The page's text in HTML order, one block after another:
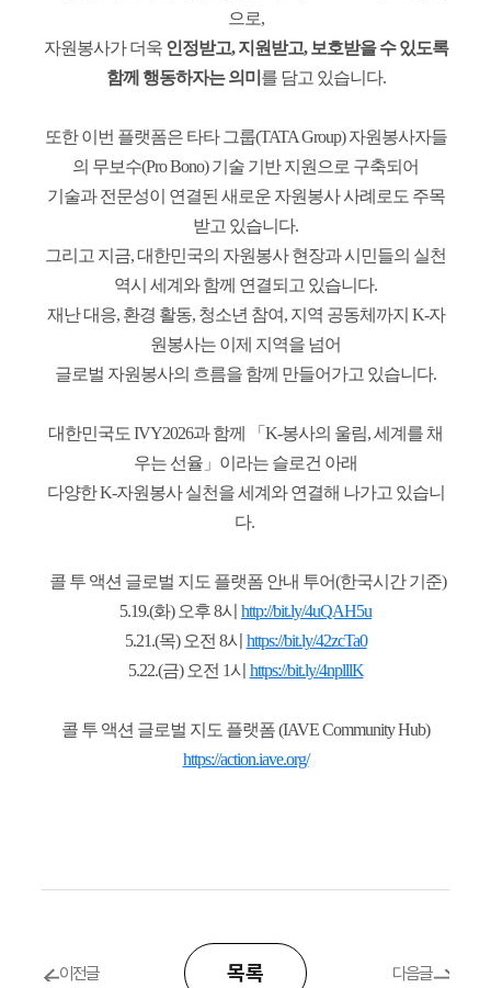
으로,
자원봉사가 더욱 인정받고, 지원받고, 보호받을 수 있도록
함께 행동하자는 의미 를 담고 있습니다.
또한 이번 플랫폼은 타타 그룹(TATA Group) 자원봉사자들
의 무보수(Pro Bono) 기술 기반 지원으로 구축되어
기술과 전문성이 연결된 새로운 자원봉사 사례로도 주목
받고 있습니다.
그리고 지금, 대한민국의 자원봉사 현장과 시민들의 실천
역시 세계와 함께 연결되고 있습니다.
재난 대응, 환경 활동, 청소년 참여, 지역 공동체까지 K-자
원봉사는 이제 지역을 넘어
글로벌 자원봉사의 흐름을 함께 만들어가고 있습니다.
대한민국도 IVY2026과 함께 「K-봉사의 울림, 세계를 채
우는 선율」이라는 슬로건 아래
다양한 K-자원봉사 실천을 세계와 연결해 나가고 있습니
다.
콜 투 액션 글로벌 지도 플랫폼 안내 투어(한국시간 기준)
5.19.(화) 오후 8시 http://bit.ly/4uQAH5u
5.21.(목) 오전 8시 https://bit.ly/42zcTa0
5.22.(금) 오전 1시 https://bit.ly/4nplllK
콜 투 액션 글로벌 지도 플랫폼 (IAVE Community Hub)
https://action.iave.org/
이전글 목록 다음글